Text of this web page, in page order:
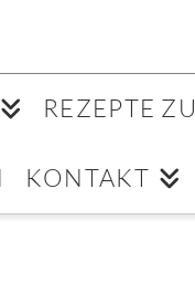
REZEPTE
KONTAKT